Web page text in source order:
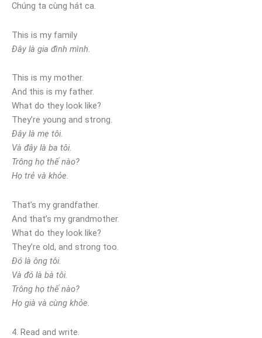
Chúng ta cùng hát ca.
This is my family
Đây là gia đình mình.
This is my mother.
And this is my father.
What do they look like?
They’re young and strong.
Đây là mẹ tôi.
Và đây là ba tôi.
Trông họ thế nào?
Họ trẻ và khỏe.
That’s my grandfather.
And that’s my grandmother.
What do they look like?
They’re old, and strong too.
Đó là ông tôi.
Và đó là bà tôi.
Trông họ thế nào?
Họ già và cùng khỏe.
4. Read and write.